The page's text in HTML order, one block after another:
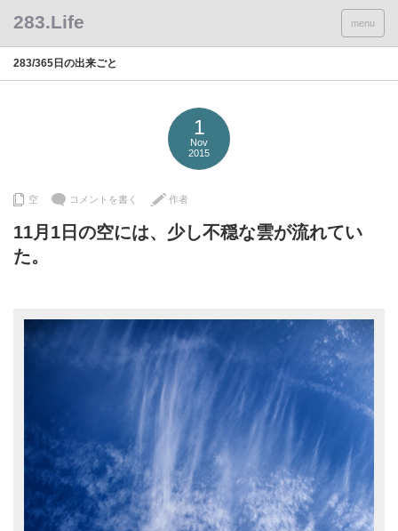
menu
283/365日の出来ごと
1
Nov
2015
空 コメントを書く 作者
11月1日の空には、少し不穏な雲が流れてい
た。